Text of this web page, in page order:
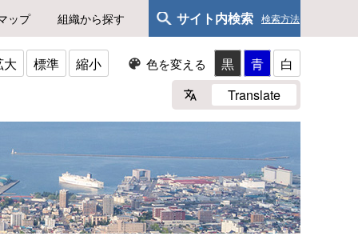
ップ 組織から探す サイト内検索 検索方法
大 標準 縮小 色を変える 黒 青
白
Translate